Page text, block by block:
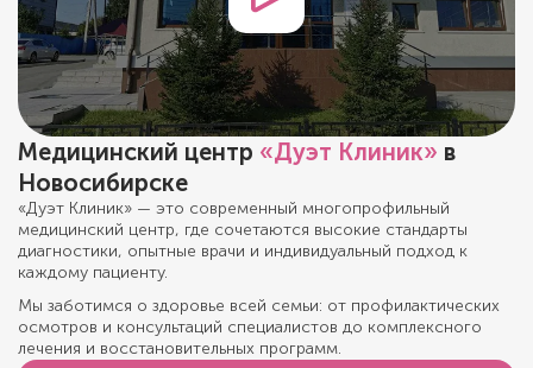
Медицинский центр «Дуэт Клиник» в
Новосибирске
«Дуэт Клиник» — это современный многопрофильный
медицинский центр, где сочетаются высокие стандарты
диагностики, опытные врачи и индивидуальный подход к
каждому пациенту.
Мы заботимся о здоровье всей семьи: от профилактических
осмотров и консультаций специалистов до комплексного
лечения и восстановительных программ.